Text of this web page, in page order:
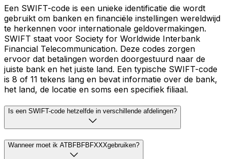
Een SWIFT-code is een unieke identificatie die wordt
gebruikt om banken en financiële instellingen wereldwijd
te herkennen voor internationale geldovermakingen.
SWIFT staat voor Society for Worldwide Interbank
Financial Telecommunication. Deze codes zorgen
ervoor dat betalingen worden doorgestuurd naar de
juiste bank en het juiste land. Een typische SWIFT-code
is 8 of 11 tekens lang en bevat informatie over de bank,
het land, de locatie en soms een specifiek filiaal.
Is een SWIFT-code hetzelfde in verschillende afdelingen?
Wanneer moet ik ATBFBFBFXXXgebruiken?